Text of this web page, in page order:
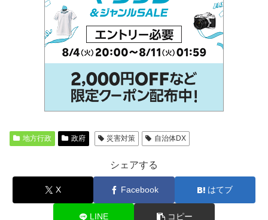
地方行政 政府 災害対策 自治体DX
シェアする
X Facebook はてブ
LINE コピー